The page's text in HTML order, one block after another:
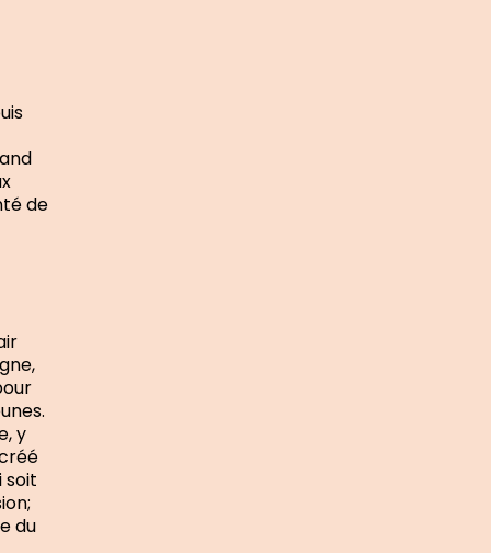
de
y
soit
du